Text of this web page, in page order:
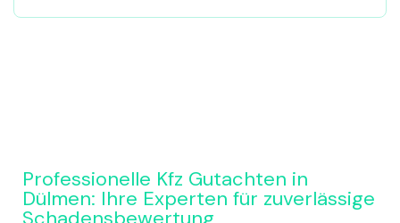
Professionelle Kfz Gutachten in
Dülmen: Ihre Experten für zuverlässige